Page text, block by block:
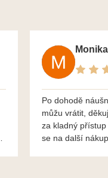
Po dohodě
můžu vrátit,
za kladný
se na další